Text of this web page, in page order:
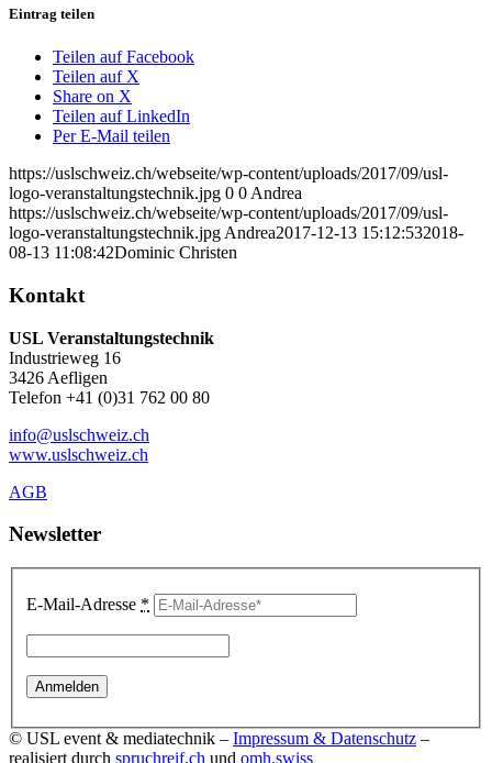
Eintrag teilen
Teilen auf Facebook
Teilen auf X
Share on X
Teilen auf LinkedIn
Per E-Mail teilen
https://uslschweiz.ch/webseite/wp-content/uploads/2017/09/usl-
logo-veranstaltungstechnik.jpg 0 0 Andrea
https://uslschweiz.ch/webseite/wp-content/uploads/2017/09/usl-
logo-veranstaltungstechnik.jpg Andrea2017-12-13 15:12:532018-
08-13 11:08:42Dominic Christen
Kontakt
USL Veranstaltungstechnik
Industrieweg 16
3426 Aefligen
Telefon +41 (0)31 762 00 80
info@uslschweiz.ch
www.uslschweiz.ch
AGB
Newsletter
E-Mail-Adresse *
© USL event & mediatechnik – Impressum & Datenschutz –
realisiert durch spruchreif.ch und omh.swiss